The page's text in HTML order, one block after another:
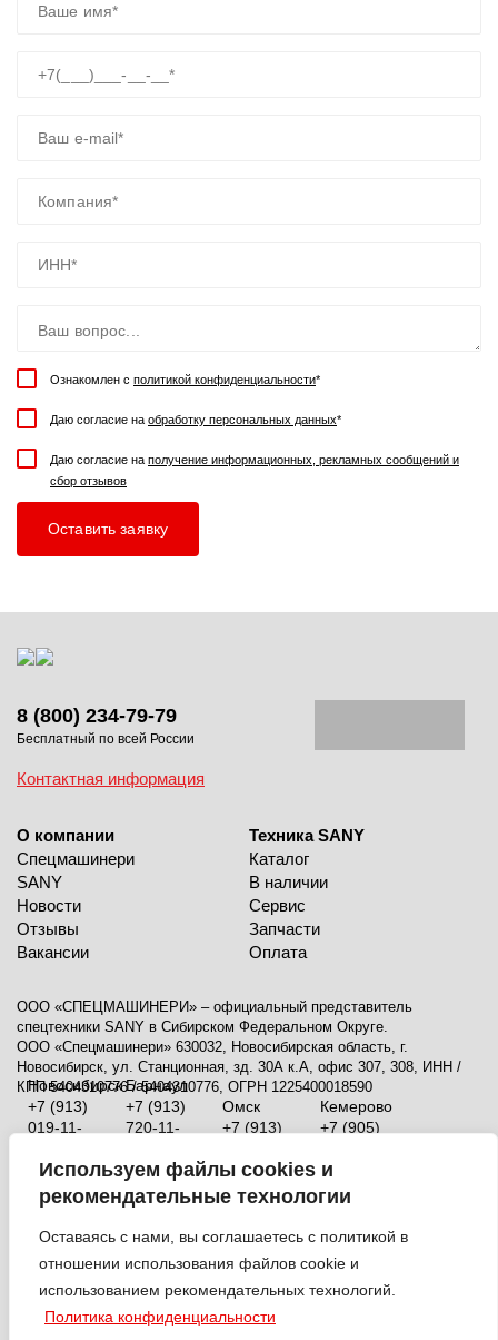
Используем файлы cookies и
рекомендательные технологии
Оставаясь с нами, вы соглашаетесь с политикой в
отношении использования файлов cookie и
использованием рекомендательных технологий.
Политика конфиденциальности
Ознакомлен с политикой конфиденциальности*
Даю согласие на обработку персональных данных*
Даю согласие на получение информационных, рекламных сообщений и
сбор отзывов
О компании
Спецмашинери
SANY
Новости
Отзывы
Вакансии
Техника SANY
Каталог
В наличии
Сервис
Запчасти
Оплата
8 (800) 234-79-79
Бесплатный по всей России
Контактная информация
ООО «СПЕЦМАШИНЕРИ» – официальный представитель
спецтехники SANY в Сибирском Федеральном Округе.
ООО «Спецмашинери» 630032, Новосибирская область, г.
Новосибирск, ул. Станционная, зд. 30А к.А, офис 307, 308, ИНН /
КПП 5404310776 / 5404310776, ОГРН 1225400018590
Новосибирск
+7 (913)
019-11-
ул.
Станционная,
зд. 30А
к.А
Барнаул
+7 (913)
720-11-
ул.
Павловский
тракт,
198и/1
Омск
+7 (913)
57
ул.
д. 55а
Кемерово
+7 (905)
42
ул.
53 Б
© 2017-2026 Спецмашинери -
Политика конфиденциальности
персональных данных Согласие на получение информационных,